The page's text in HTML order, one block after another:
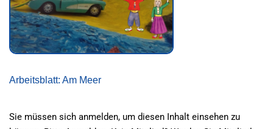
Arbeitsblatt: Am Meer
Sie müssen sich anmelden, um diesen Inhalt einsehen zu